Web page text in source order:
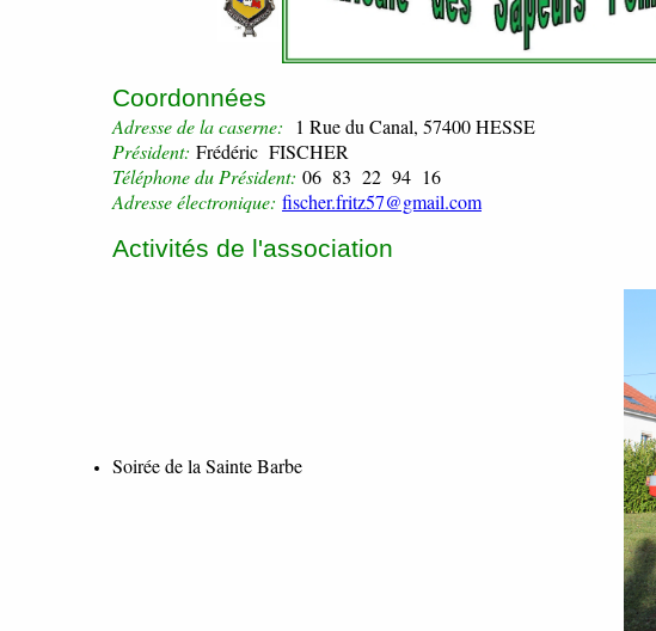
Coordonnées
Adressede la caserne: 1 Rue du Canal, 57400 HESSE
Président: Frédéric FISCHER
Téléphone du Président: 06 83 22 94 16
Adresse électronique: fischer.fritz57@gmail.com
Activités de l'association
Soirée de la Sainte Barbe